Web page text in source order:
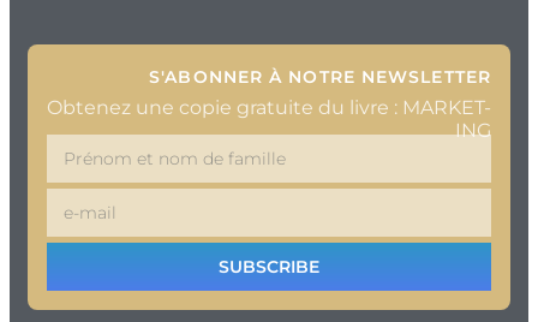
S'ABONNER À NOTRE NEWSLETTER
Obtenez une copie gratuite du livre : MARKET-
ING
SUBSCRIBE